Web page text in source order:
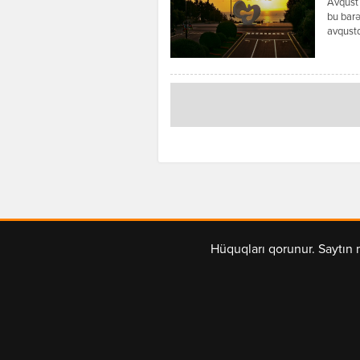
Avqust
bu
Hüquqları qorunur.